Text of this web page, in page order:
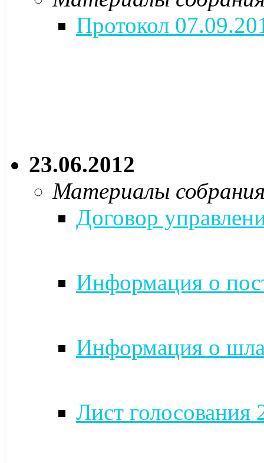
Протокол
23.06.2012
Материалы
Договор
Информация о
Информация о
Лист голосования